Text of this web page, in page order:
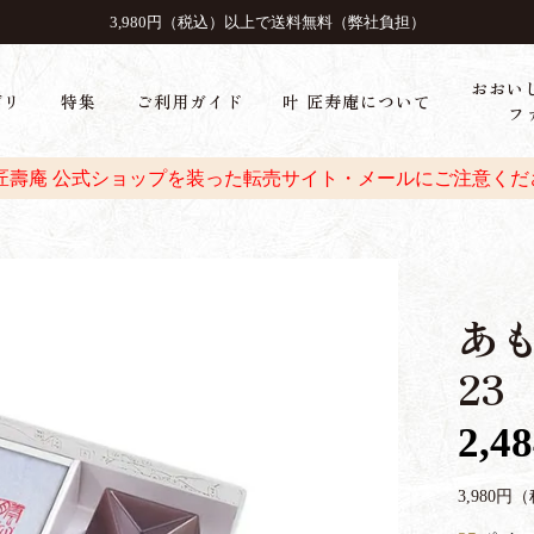
3,980円（税込）以上で送料無料（弊社負担）
特集 ご利用ガイド 叶 匠寿庵について
おおい
フ
壽庵 公式ショップを装った転売サイト・メールにご注意くだ
あ
23
3,980円